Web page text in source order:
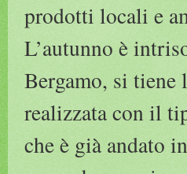
prodotti locali e
L’autunno è
Bergamo, si tiene
realizzata con il
che è già andato